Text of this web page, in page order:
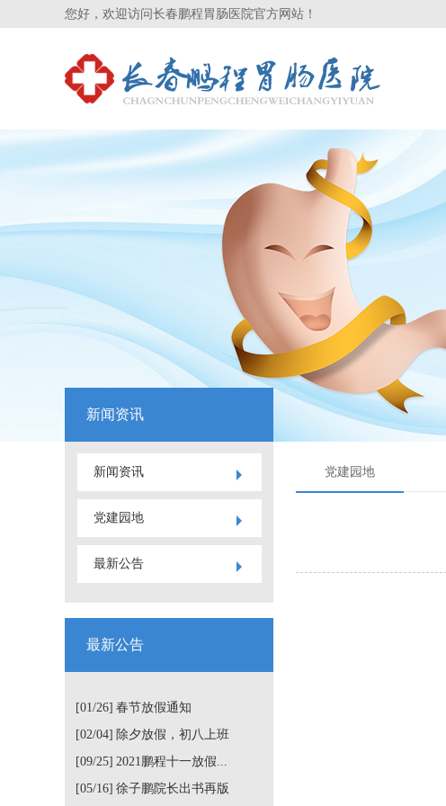
您好，欢迎访问长春鹏程胃肠医院官方网站！
新闻资讯
新闻资讯
党建园地
最新公告
最新公告
[01/26] 春节放假通知
[02/04] 除夕放假，初八上班
[09/25] 2021鹏程十一放假...
[05/16] 徐子鹏院长出书再版
党建园地